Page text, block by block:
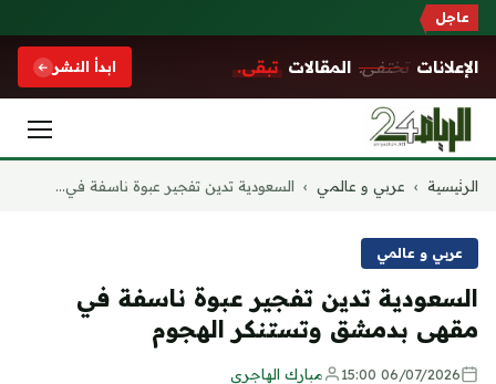
عاجل
الإعلانات تختفي. المقالات تبقى. ابدأ النشر
التجاوز
الرئيسية › عربي و عالمي › السعودية تدين تفجير عبوة ناسفة في...
عربي و عالمي
السعودية تدين تفجير عبوة ناسفة في
مقهى بدمشق وتستنكر الهجوم
06/07/2026 15:00 مبارك الهاجري